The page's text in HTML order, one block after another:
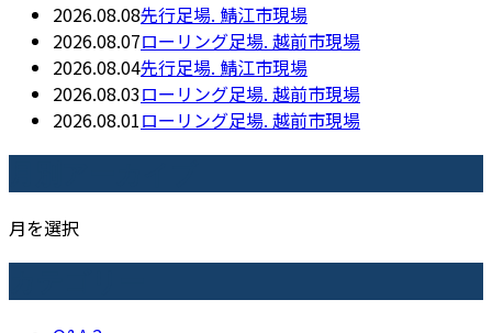
2026.08.08先行足場. 鯖江市現場
2026.08.07ローリング足場. 越前市現場
2026.08.04先行足場. 鯖江市現場
2026.08.03ローリング足場. 越前市現場
2026.08.01ローリング足場. 越前市現場
月を選択